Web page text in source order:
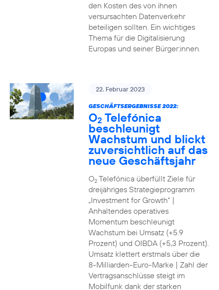
den Kosten des von ihnen
versursachten Datenverkehr
beteiligen sollten. Ein wichtiges
Thema für die Digitalisierung
Europas und seiner Bürger:innen.
22. Februar 2023
GESCHÄFTSERGEBNISSE 2022:
O2 Telefónica
beschleunigt
Wachstum und blickt
zuversichtlich auf das
neue Geschäftsjahr
O2Telefónica überfüllt Ziele für
dreijähriges Strategieprogramm
„Investment for Growth“ |
Anhaltendes operatives
Momentum beschleunigt
Wachstum bei Umsatz (+5.9
Prozent) und OIBDA (+5,3 Prozent).
Umsatz klettert erstmals über die
8-Milliarden-Euro-Marke | Zahl der
Vertragsanschlüsse steigt im
Mobilfunk dank der starken